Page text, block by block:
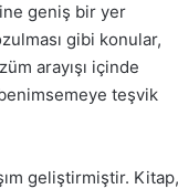
geniş bir yer
gibi konular,
arayışı içinde
teşvik
geliştirmiştir. Kitap,